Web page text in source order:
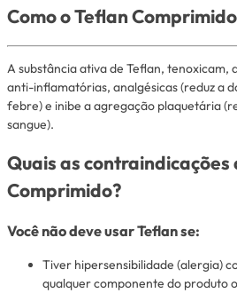
Como o Teflan
A substância ativa de Teflan,
anti-inflamatórias, analgésicas (reduz a
febre) e inibe a agregação plaquetária
sangue).
Quais as contraindicações
Comprimido?
Você não deve usar Teflan se:
Tiver hipersensibilidade (alergia)
qualquer componente do produto